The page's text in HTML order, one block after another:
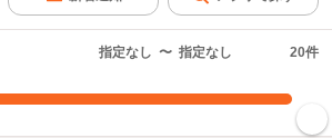
指定なし 〜 指定なし 20件